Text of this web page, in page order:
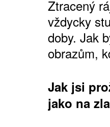
Ztracený
vždycky
doby. Jak
obrazům,
Jak jsi
jako na